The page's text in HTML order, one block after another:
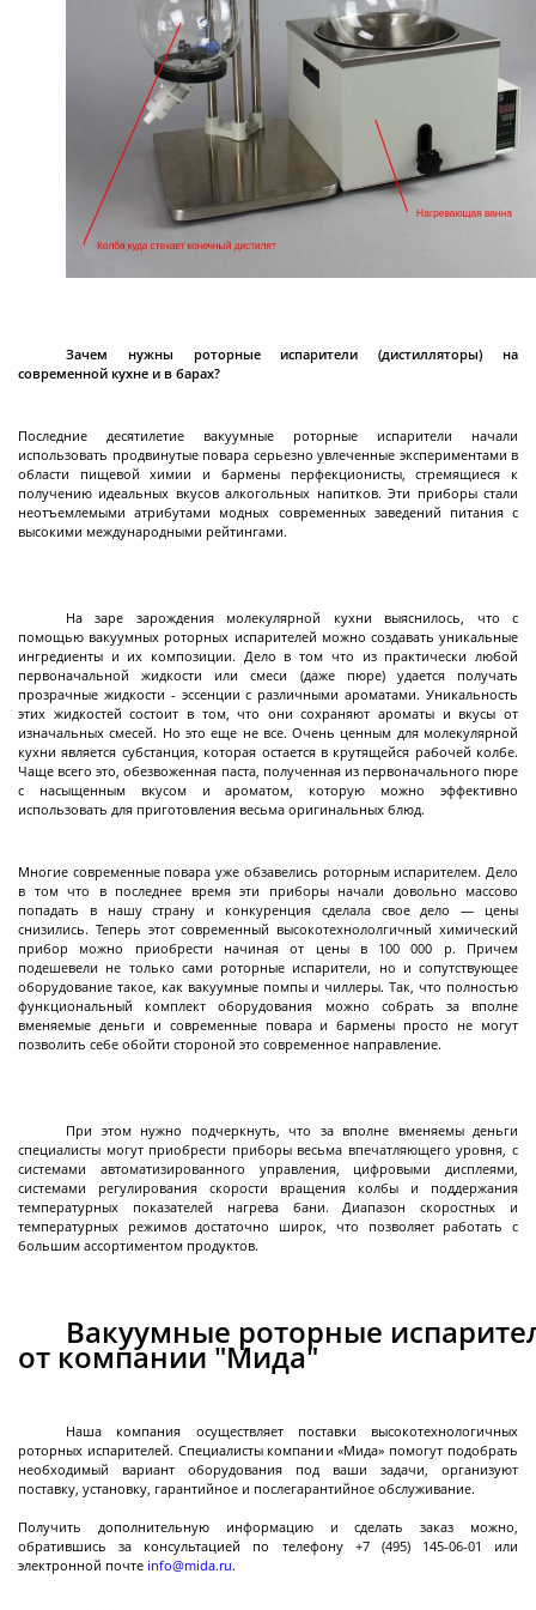
Реакторы
нержавеющие
Стальные химические реакторы
Автоклавы высокого давления
Стальные смесители
Высокотемпературный реактор с модулем
ректификации
Смесители с магнитным приводом
Реакторы высокого давления
Далее
Реакторы
стеклянные
рубашкой
Пилотные стеклянные реакторы с рубашкой
Стеклянные реакторы с нагревательной
ванной
Стеклянные сепараторы
Системы PH - контроля (PH-метры)
Далее
Реакторы
эмалированные
Эмалированные ёмкости
до 10 м3
Реакторы эмалированные разъемные объемом
10-25 м3
Реакторы эмалированные в
фармацевтическом исполнении
Далее
Фильтры
Стальные лабораторные нутч-фильтры серии
NFS
Стальные промышленные нутч-фильтры серии
NFS
Зачем нужны роторные испарители (дистилляторы) на
современной кухне и в барах?
Последние десятилетие вакуумные роторные испарители начали
использовать продвинутые повара серьезно увлеченные экспериментами в
области пищевой химии и бармены перфекционисты, стремящиеся к
получению идеальных вкусов алкогольных напитков. Эти приборы стали
неотъемлемыми атрибутами модных современных заведений питания с
высокими международными рейтингами.
На заре зарождения молекулярной кухни выяснилось, что с
помощью вакуумных роторных испарителей можно создавать уникальные
ингредиенты и их композиции. Дело в том что из практически любой
первоначальной жидкости или смеси (даже пюре) удается получать
прозрачные жидкости - эссенции с различными ароматами. Уникальность
этих жидкостей состоит в том, что они сохраняют ароматы и вкусы от
изначальных смесей. Но это еще не все. Очень ценным для молекулярной
кухни является субстанция, которая остается в крутящейся рабочей колбе.
Чаще всего это, обезвоженная паста, полученная из первоначального пюре
с насыщенным вкусом и ароматом, которую можно эффективно
использовать для приготовления весьма оригинальных блюд.
Многие современные повара уже обзавелись роторным испарителем. Дело
в том что в последнее время эти приборы начали довольно массово
попадать в нашу страну и конкуренция сделала свое дело — цены
снизились. Теперь этот современный высокотехнололгичный химический
прибор можно приобрести начиная от цены в 100 000 р. Причем
подешевели не только сами роторные испарители, но и сопутствующее
оборудование такое, как вакуумные помпы и чиллеры. Так, что полностью
функциональный комплект оборудования можно собрать за вполне
вменяемые деньги и современные повара и бармены просто не могут
позволить себе обойти стороной это современное направление.
При этом нужно подчеркнуть, что за вполне вменяемы деньги
специалисты могут приобрести приборы весьма впечатляющего уровня, с
системами автоматизированного управления, цифровыми дисплеями,
системами регулирования скорости вращения колбы и поддержания
температурных показателей нагрева бани. Диапазон скоростных и
температурных режимов достаточно широк, что позволяет работать с
большим ассортиментом продуктов.
Вакуумные роторные
от компании "Мида"
Наша компания осуществляет поставки высокотехнологичных
роторных испарителей. Специалисты компании «Мида» помогут подобрать
необходимый вариант оборудования под ваши задачи, организуют
поставку, установку, гарантийное и послегарантийное обслуживание.
Получить дополнительную информацию и сделать заказ можно,
обратившись за консультацией по телефону +7 (495) 145-06-01 или
электронной почте info@mida.ru.